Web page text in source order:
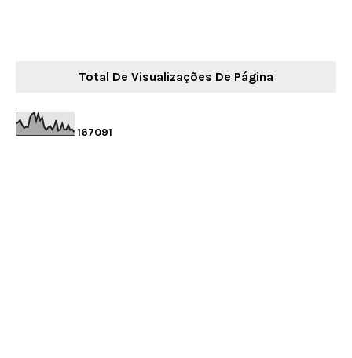
Total De Visualizações De Página
167091